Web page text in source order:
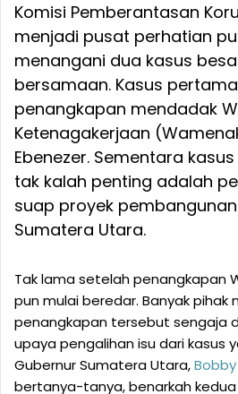
Komisi Pemberantasan
menjadi pusat perhatian
menangani dua kasus
bersamaan. Kasus
penangkapan mendadak
Ketenagakerjaan
Ebenezer. Sementara
tak kalah penting adalah
suap proyek
Sumatera Utara.
Tak lama setelah penangkapan
pun mulai beredar. Banyak pihak
penangkapan tersebut sengaja
upaya pengalihan isu dari kasus
Gubernur Sumatera Utara,
bertanya-tanya, benarkah kedua